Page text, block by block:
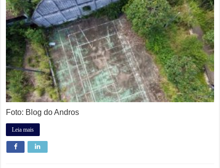
Foto: Blog do Andros
Leia mais